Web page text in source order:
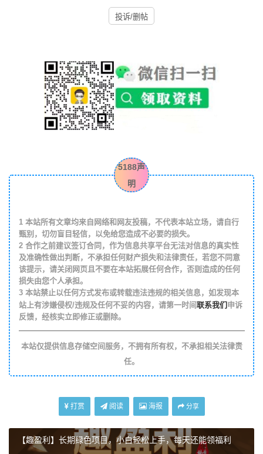
投诉/删帖
5188声
明
1本站所有文章均来自网络和网友投稿，不代表本站立场，请自行
甄别，切勿盲目轻信，以免给您造成不必要的损失。
2合作之前建议签订合同，作为信息共享平台无法对信息的真实性
及准确性做出判断，不承担任何财产损失和法律责任，若您不同意
该提示，请关闭网页且不要在本站拓展任何合作，否则造成的任何
损失由您个人承担。
3本站禁止以任何方式发布或转载违法违规的相关信息，如发现本
站上有涉嫌侵权/违规及任何不妥的内容，请第一时间联系我们申诉
反馈，经核实立即修正或删除。
本站仅提供信息存储空间服务，不拥有所有权，不承担相关法律责
任。
打赏 阅读 海报 分享
【趣盈利】长期绿色项目，小白轻松上手，每天还能领福利